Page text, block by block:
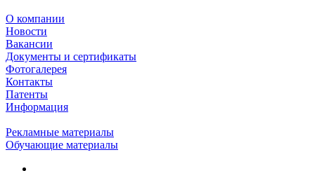
О компании
Новости
Вакансии
Документы и сертификаты
Фотогалерея
Контакты
Патенты
Информация
Рекламные материалы
Обучающие материалы